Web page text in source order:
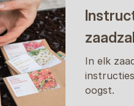
ve fázi polorozvitého
čas. Pokud sklízítena
In elk
oogst.